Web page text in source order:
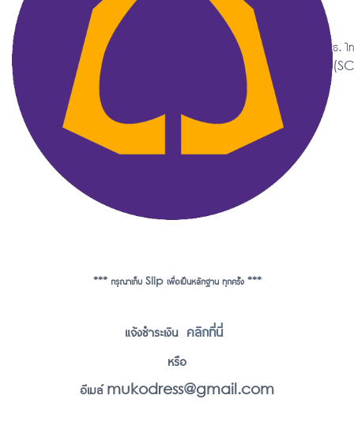
ธ. ไ
*** กรุณาเก็บ Slip เพื่อเป็นหลักฐาน ทุกครั้ง ***
แจ้งชำระเงิน คลิกที่นี่
หรือ
อีเมล์ mukodress@gmail.com